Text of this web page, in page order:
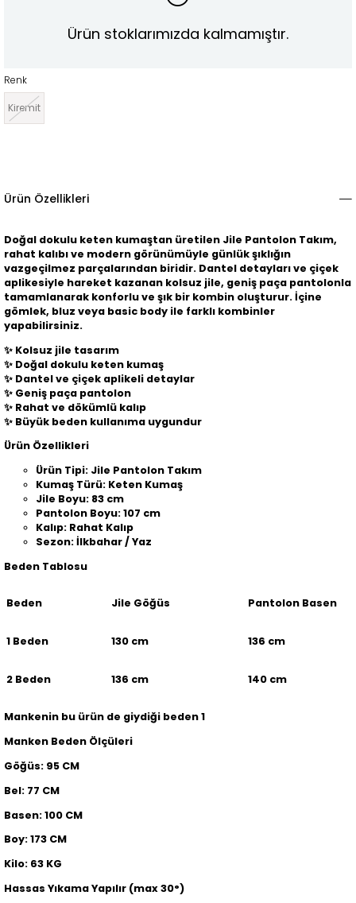
Ürün stoklarımızda kalmamıştır.
Renk
Kiremit
Ürün Özellikleri
Doğal dokulu keten kumaştan üretilen Jile Pantolon Takım,
rahat kalıbı ve modern görünümüyle günlük şıklığın
vazgeçilmez parçalarından biridir. Dantel detayları ve çiçek
aplikesiyle hareket kazanan kolsuz jile, geniş paça pantolonla
tamamlanarak konforlu ve şık bir kombin oluşturur. İçine
gömlek, bluz veya basic body ile farklı kombinler
yapabilirsiniz.
✨ Kolsuz jile tasarım
✨ Doğal dokulu keten kumaş
✨ Dantel ve çiçek aplikeli detaylar
✨ Geniş paça pantolon
✨ Rahat ve dökümlü kalıp
✨ Büyük beden kullanıma uygundur
Ürün Özellikleri
Ürün Tipi: Jile Pantolon Takım
Kumaş Türü: Keten Kumaş
Jile Boyu: 83 cm
Pantolon Boyu: 107 cm
Kalıp: Rahat Kalıp
Sezon: İlkbahar / Yaz
Beden Tablosu
Beden Jile Göğüs Pantolon Basen
1 Beden 130 cm 136 cm
2 Beden 136 cm 140 cm
Mankenin bu ürün de giydiği beden 1
Manken Beden Ölçüleri
Göğüs: 95 CM
Bel: 77 CM
Basen: 100 CM
Boy: 173 CM
Kilo: 63 KG
Hassas Yıkama Yapılır (max 30°)